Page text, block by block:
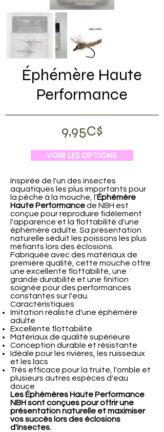
Éphémère Haute
Performance
9,95C$
VOIR LES OPTIONS
Inspirée de l'un des insectes
aquatiques les plus importants pour
la pêche à la mouche, l'Éphémère
Haute Performancede NBH est
conçue pour reproduire fidèlement
l'apparence et la flottabilité d'une
éphémère adulte. Sa présentation
naturelle séduit les poissons les plus
méfiants lors des éclosions.
Fabriquée avec des matériaux de
première qualité, cette mouche offre
une excellente flottabilité, une
grande durabilité et une finition
soignée pour des performances
constantes sur l'eau.
Caractéristiques
Imitation réaliste d'une éphémère
adulte
Excellente flottabilité
Matériaux de qualité supérieure
Conception durable et résistante
Idéale pour les rivières, les ruisseaux
et les lacs
Très efficace pour la truite, l'omble et
plusieurs autres espèces d'eau
douce
Les Éphémères Haute Performance
NBH sont conçues pour offrir une
présentation naturelle et maximiser
vos succès lors des éclosions
d'insectes.